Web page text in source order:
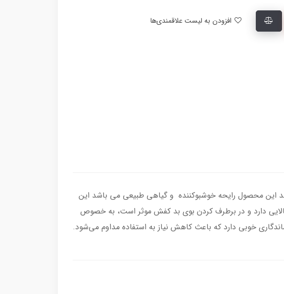
این محصول رایحه خوشبوکننده و گیاهی طبیعی می باشد این
دارد و در برطرف کردن بوی بد کفش موثر است، به خصوص
خوبی دارد که باعث کاهش نیاز به استفاده مداوم می‌شود.